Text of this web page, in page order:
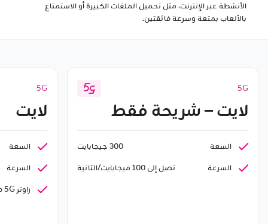
الأنشطة عبر الإنترنت، مثل تحميل الملفات الكبيرة أو الاستمتاع
بالألعاب بمتعة وسرعة فائقتين.
5G
لايت – شريحة فقط
السعة
300 جيجابايت
السرعة
تصل إلى 100 ميجابايت/الثانية
5G
لايت
السعة
السرعة
راوتر 5G داخلي